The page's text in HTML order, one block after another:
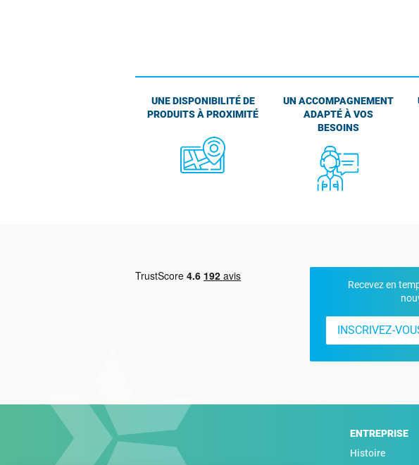
UNE DISPONIBILITÉ DE
PRODUITS À PROXIMITÉ
UN ACCOMPAGNEMENT
ADAPTÉ À VOS
BESOINS
Recevez en
INSCRIVEZ-
ENTREPRISE
Histoire